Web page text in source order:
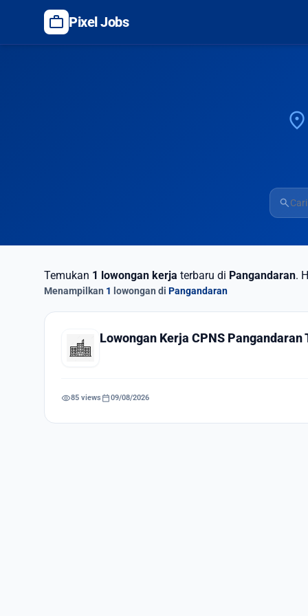
work Pixel Jobs
location_on
search
Temukan 1 lowongan kerja terbaru di Pangandaran.
Menampilkan 1 lowongan di Pangandaran
Lowongan Kerja CPNS Pangandaran
visibility85 views calendar_today09/08/2026